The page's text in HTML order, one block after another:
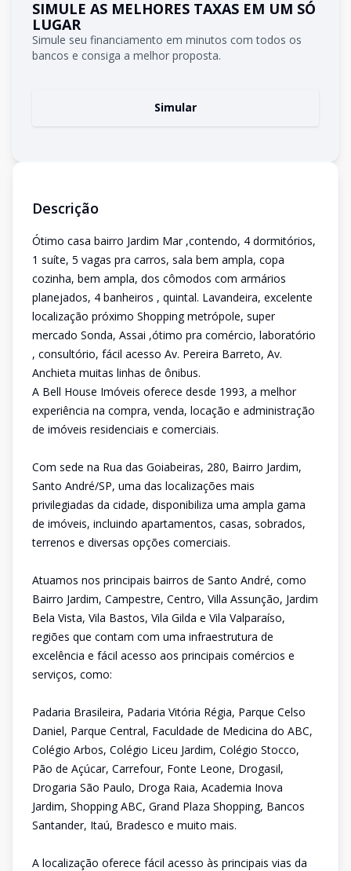
SIMULE AS MELHORES TAXAS EM UM SÓ
LUGAR
Simule seu financiamento em minutos com todos os
bancos e consiga a melhor proposta.
Simular
Descrição
Ótimo casa bairro Jardim Mar ,contendo, 4 dormitórios,
1 suíte, 5 vagas pra carros, sala bem ampla, copa
cozinha, bem ampla, dos cômodos com armários
planejados, 4 banheiros , quintal. Lavandeira, excelente
localização próximo Shopping metrópole, super
mercado Sonda, Assai ,ótimo pra comércio, laboratório
, consultório, fácil acesso Av. Pereira Barreto, Av.
Anchieta muitas linhas de ônibus.
A Bell House Imóveis oferece desde 1993, a melhor
experiência na compra, venda, locação e administração
de imóveis residenciais e comerciais.
Com sede na Rua das Goiabeiras, 280, Bairro Jardim,
Santo André/SP, uma das localizações mais
privilegiadas da cidade, disponibiliza uma ampla gama
de imóveis, incluindo apartamentos, casas, sobrados,
terrenos e diversas opções comerciais.
Atuamos nos principais bairros de Santo André, como
Bairro Jardim, Campestre, Centro, Villa Assunção, Jardim
Bela Vista, Vila Bastos, Vila Gilda e Vila Valparaíso,
regiões que contam com uma infraestrutura de
excelência e fácil acesso aos principais comércios e
serviços, como:
Padaria Brasileira, Padaria Vitória Régia, Parque Celso
Daniel, Parque Central, Faculdade de Medicina do ABC,
Colégio Arbos, Colégio Liceu Jardim, Colégio Stocco,
Pão de Açúcar, Carrefour, Fonte Leone, Drogasil,
Drogaria São Paulo, Droga Raia, Academia Inova
Jardim, Shopping ABC, Grand Plaza Shopping, Bancos
Santander, Itaú, Bradesco e muito mais.
A localização oferece fácil acesso às principais vias da